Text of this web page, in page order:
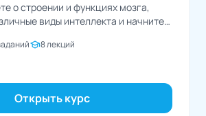
о строении и функциях мозга,
виды интеллекта и начните
school8 лекций
Открыть курс